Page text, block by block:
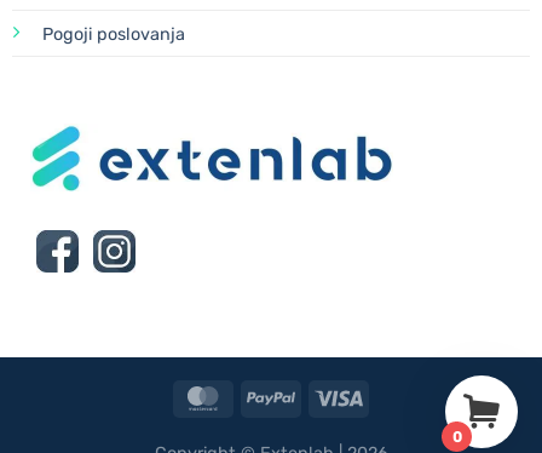
Pogoji poslovanja
MasterCardPayPal Visa
0